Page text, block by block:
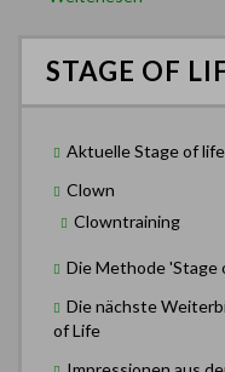
STAGE OF
Aktuelle Stage of
Clown
Clowntraining
Die Methode 'Stage
Die nächste
of Life